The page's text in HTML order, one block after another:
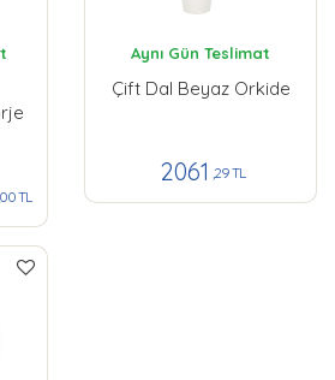
,00 TL
Aynı Gün Teslimat
Çift Dal Beyaz Orkide
2061 ,29 TL